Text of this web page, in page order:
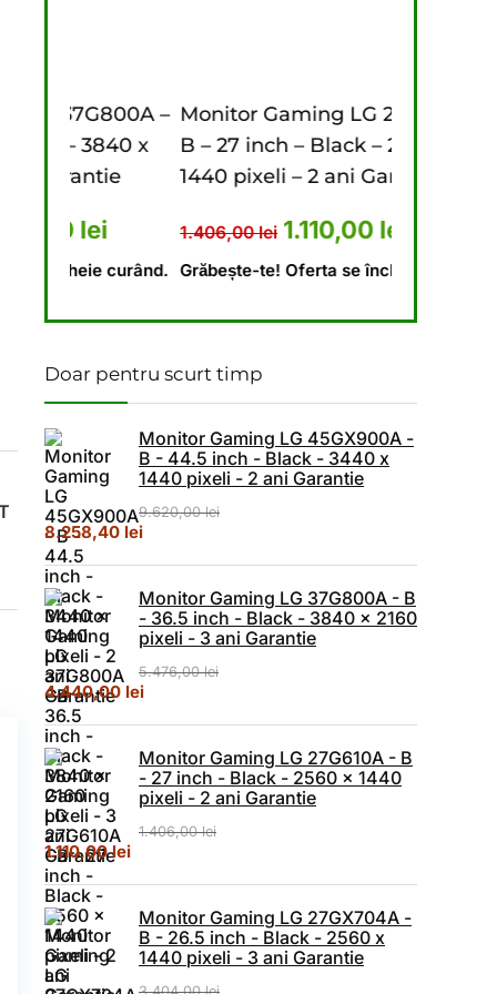
lei.
x
a fost: 5.476,00 lei.
Prețul curent este: 4.440,00 lei.
Monitor Gaming LG 27G610A –
B – 27 inch – Black – 2560 x
1440 pixeli – 2 ani Garantie
1.406,00 Prețul inițial a fost:
1.110,00leiPrețul curent
Grăbește-te! Oferta se încheie curând.
Doar pentru scurt timp
Monitor Gaming LG 45GX900A -
B - 44.5 inch - Black - 3440 x
1440 pixeli - 2 ani Garantie
9.620,00lei
Prețul inițial a fost: 9.620,00 lei.
8.258,40 leiPrețul curent este: 8.258,40 lei.
Monitor Gaming LG 37G800A - B
- 36.5 inch - Black - 3840 x 2160
pixeli - 3 ani Garantie
5.476,00lei
Prețul inițial a fost: 5.476,00 lei.
4.440,00 leiPrețul curent este: 4.440,00 lei.
Monitor Gaming LG 27G610A - B
- 27 inch - Black - 2560 x 1440
pixeli - 2 ani Garantie
1.406,00lei
Prețul inițial a fost: 1.406,00 lei.
1.110,00leiPrețul curent este: 1.110,00 lei.
Monitor Gaming LG 27GX704A -
B - 26.5 inch - Black - 2560 x
1440 pixeli - 3 ani Garantie